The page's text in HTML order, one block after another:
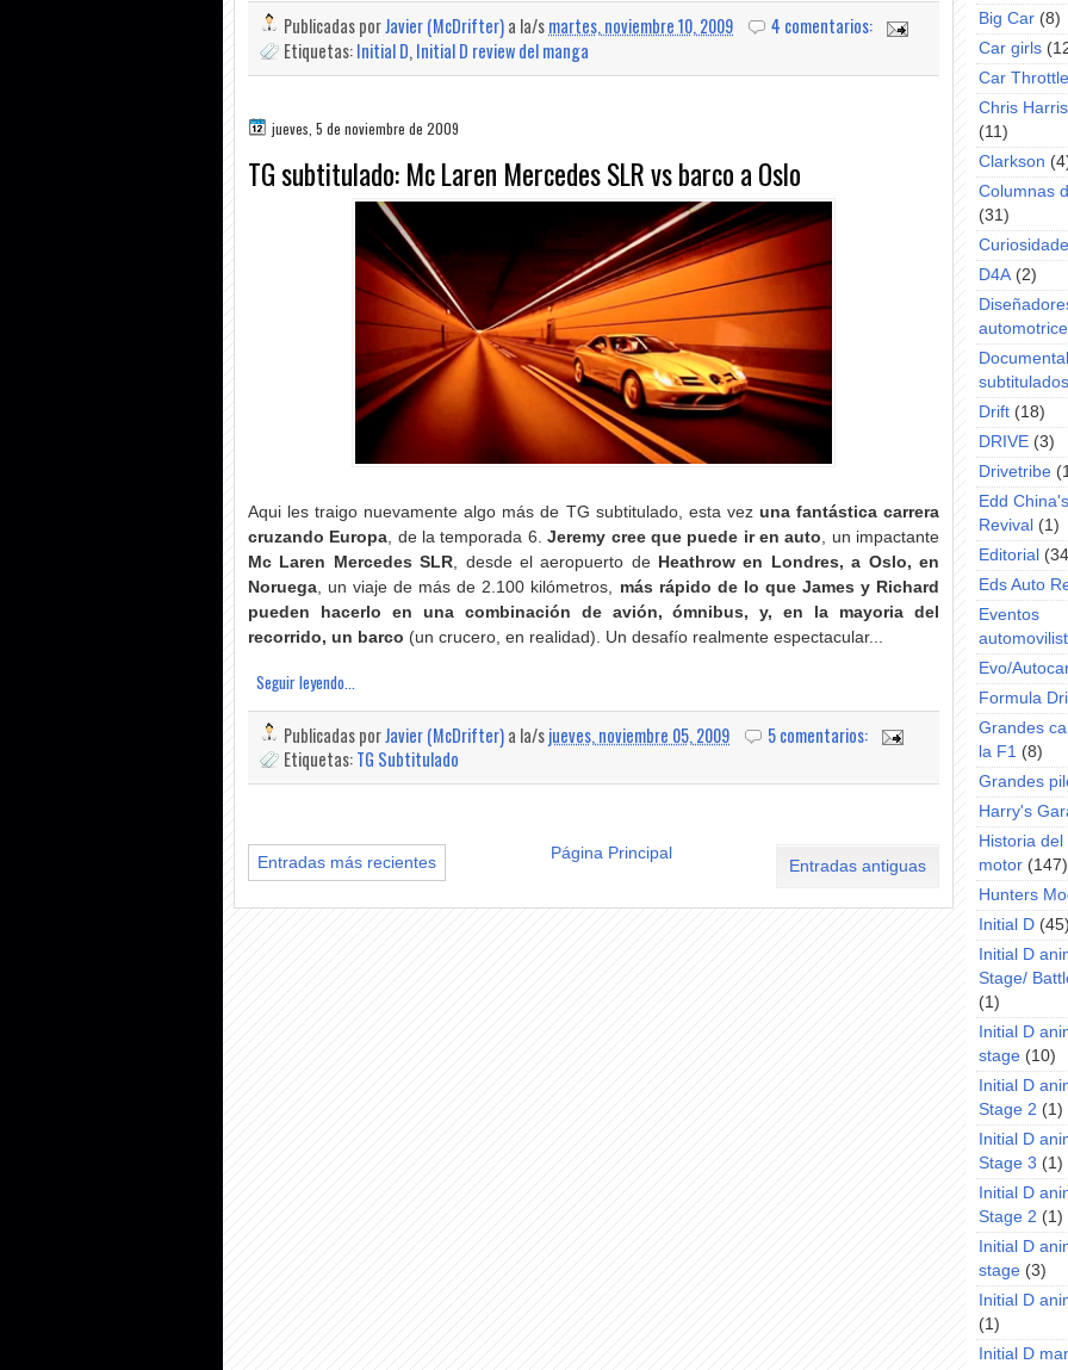
Publicadas porJavier (McDrifter)a la/smartes, noviembre 10, 2009
4 comentarios:
Etiquetas:Initial D, Initial D review del manga
jueves, 5 de noviembre de 2009
TG subtitulado: Mc Laren Mercedes SLR vs barco a Oslo
Aqui les traigo nuevamente algo más de TG subtitulado, esta vez una fantástica carrera
cruzando Europa, de la temporada 6.Jeremy cree que puede ir en auto, un impactante
Mc Laren Mercedes SLR, desde el aeropuerto de Heathrow en Londres, a Oslo, en
Noruega, un viaje de más de 2.100 kilómetros, más rápido de lo que James y Richard
pueden hacerlo en una combinación de avión, ómnibus, y, en la mayoria del
recorrido, un barco (un crucero, en realidad). Un desafío realmente espectacular...
Seguir leyendo...
Publicadas porJavier (McDrifter)a la/sjueves, noviembre 05, 2009
5 comentarios:
Etiquetas:TG Subtitulado
Entradas más recientes Entradas antiguas
Página Principal
Big Car (8)
Car girls
Car Throttle
Chris
(11)
Clarkson
Columnas
(31)
D4A (2)
subtitulados
Drift (18)
DRIVE (3)
Drivetribe
Edd
Revival (1)
Editorial
Eds Auto
Eventos
Evo/
Formula
Grandes
la F1 (8)
Grandes
Harry's
Historia
motor (147)
Hunters
Initial D
Initial D
Stage/
(1)
Initial D
stage (10)
Initial D
Stage 2 (1)
Initial D
Stage 3 (1)
Initial D
Stage 2 (1)
Initial D
stage (3)
Initial D
(1)
Initial D